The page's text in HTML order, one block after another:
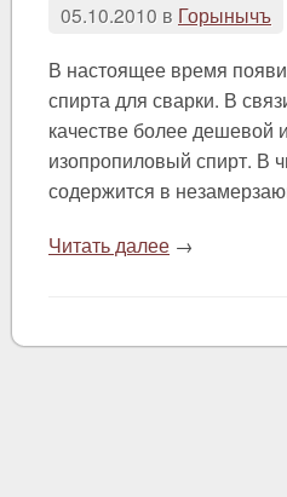
05.10.2010 в Горынычъ
В настоящее время
спирта для сварки. В
качестве более дешевой
изопропиловый спирт. В
содержится в
Читать далее →